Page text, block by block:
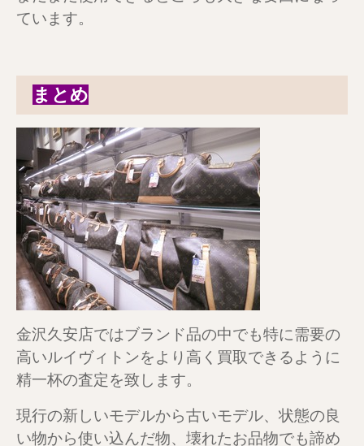
ています。
まとめ
金沢久安店ではブランド品の中でも特に需要の
高いルイヴィトンをより高く買取できるように
精一杯の査定を致します。
現行の新しいモデルから古いモデル、状態の良
い物から使い込んだ物、壊れたお品物でも諦め